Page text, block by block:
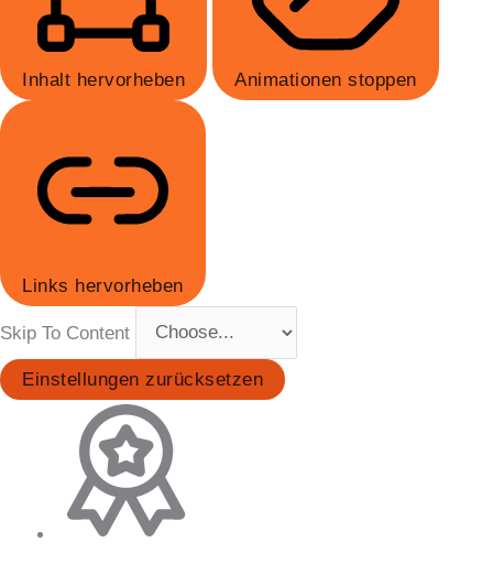
Inhalt hervorheben Animationen stoppen
Links hervorheben
Skip To Content
Einstellungen zurücksetzen